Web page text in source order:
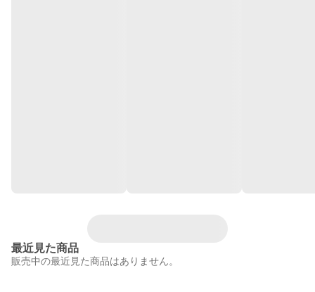
最近見た商品
販売中の最近見た商品はありません。